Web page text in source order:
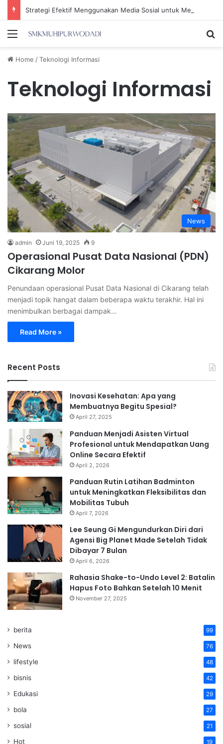
Menu
Home /Teknologi Informasi
Teknologi Informasi
News
admin Juni 19, 2025 9
Operasional Pusat Data Nasional (PDN)
Cikarang Molor
Penundaan operasional Pusat Data Nasional di Cikarang telah
menjadi topik hangat dalam beberapa waktu terakhir. Hal ini
menimbulkan berbagai dampak…
Read More »
Recent Posts
Inovasi Kesehatan: Apa yang
Membuatnya Begitu Spesial?
April 27, 2025
Panduan Menjadi Asisten Virtual
Profesional untuk Mendapatkan Uang
Online Secara Efektif
April 2, 2026
Panduan Rutin Latihan Badminton
untuk Meningkatkan Fleksibilitas dan
Mobilitas Tubuh
April 7, 2026
Lee Seung Gi Mengundurkan Diri dari
Agensi Big Planet Made Setelah Tidak
Dibayar 7 Bulan
April 6, 2026
Rahasia Shake-to-Undo Level 2: Batalin
Hapus Foto Bahkan Setelah 10 Menit
November 27, 2025
berita 99
News 76
lifestyle 48
bisnis 42
Edukasi 29
bola 27
sosial 21
Hot 19